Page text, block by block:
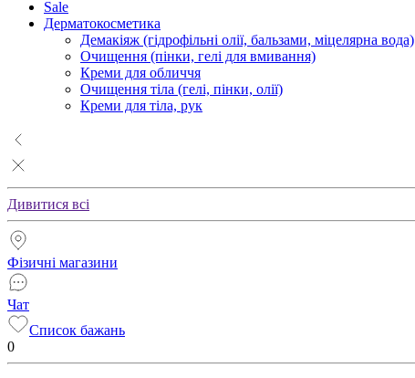
Sale
Дерматокосметика
Демакіяж (гідрофільні олії, бальзами, міцелярна вода)
Очищення (пінки, гелі для вмивання)
Креми для обличчя
Очищення тіла (гелі, пінки, олії)
Креми для тіла, рук
Дивитися всі
Фізичні магазини
Чат
Список бажань
0